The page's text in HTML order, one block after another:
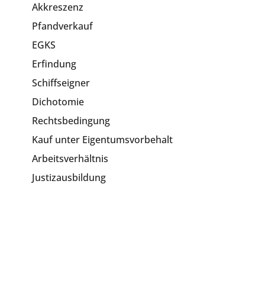
Akkreszenz
Pfandverkauf
EGKS
Erfindung
Schiffseigner
Dichotomie
Rechtsbedingung
Kauf unter Eigentumsvorbehalt
Arbeitsverhältnis
Justizausbildung